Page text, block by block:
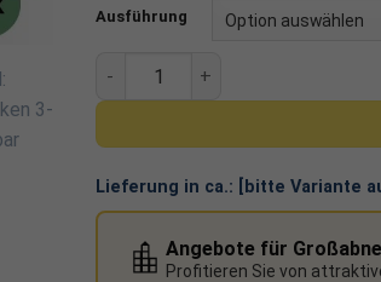
Ziegeldächern mit stimmiger
Ausführung
Montageset BlackLine
Lieferung in ca.: [bitte Variante
Angebote für
Profitieren Sie von